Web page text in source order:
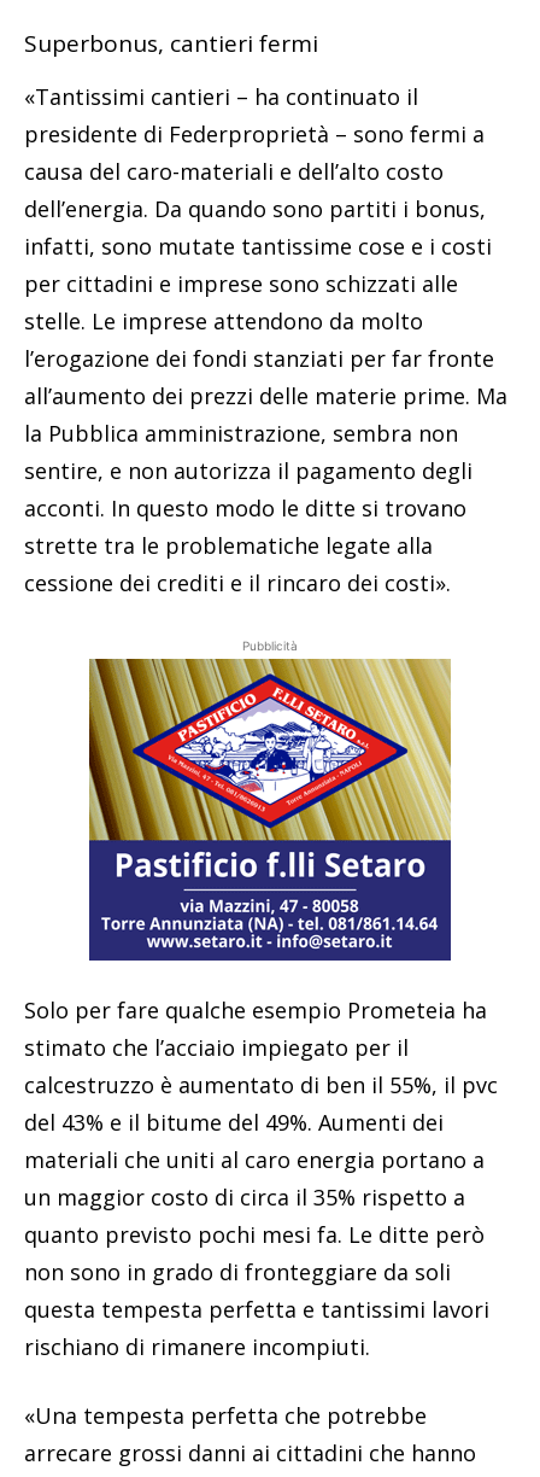
Superbonus, cantieri fermi
«Tantissimi cantieri – ha continuato il
presidente di Federproprietà – sono fermi a
causa del caro-materiali e dell’alto costo
dell’energia. Da quando sono partiti i bonus,
infatti, sono mutate tantissime cose e i costi
per cittadini e imprese sono schizzati alle
stelle. Le imprese attendono da molto
l’erogazione dei fondi stanziati per far fronte
all’aumento dei prezzi delle materie prime. Ma
la Pubblica amministrazione, sembra non
sentire, e non autorizza il pagamento degli
acconti. In questo modo le ditte si trovano
strette tra le problematiche legate alla
cessione dei crediti e il rincaro dei costi».
Pubblicità
Solo per fare qualche esempio Prometeia ha
stimato che l’acciaio impiegato per il
calcestruzzo è aumentato di ben il 55%, il pvc
del 43% e il bitume del 49%. Aumenti dei
materiali che uniti al caro energia portano a
un maggior costo di circa il 35% rispetto a
quanto previsto pochi mesi fa. Le ditte però
non sono in grado di fronteggiare da soli
questa tempesta perfetta e tantissimi lavori
rischiano di rimanere incompiuti.
«Una tempesta perfetta che potrebbe
arrecare grossi danni ai cittadini che hanno